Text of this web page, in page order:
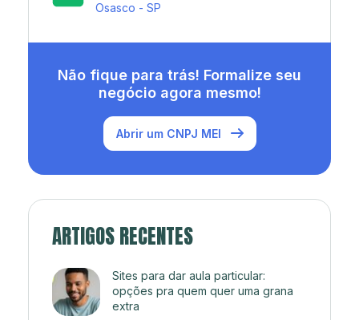
Rio de Janeiro - RJ
Não fique para trás! Formalize seu
negócio agora mesmo!
Abrir um CNPJ MEI
ARTIGOS RECENTES
Sites para dar aula particular:
opções pra quem quer uma grana
extra